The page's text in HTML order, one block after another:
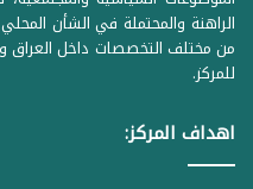
الراهنة والمحتملة في الشأن
من مختلف التخصصات داخل العراق
للمركز.
اهداف المركز: